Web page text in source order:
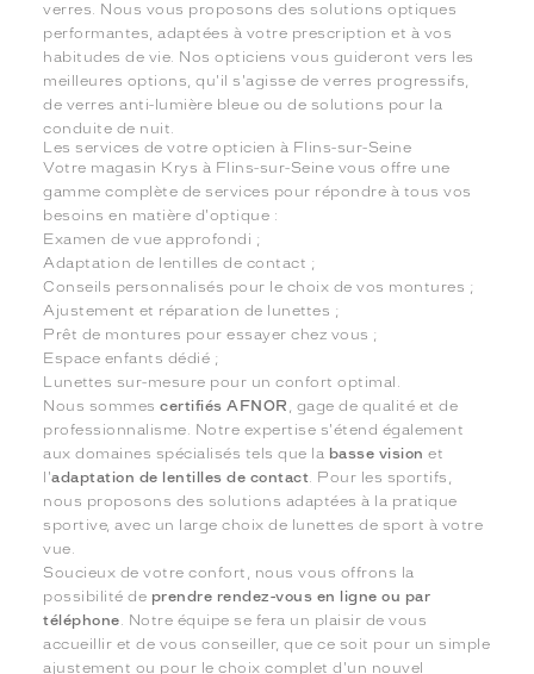
verres. Nous vous proposons des solutions optiques
performantes, adaptées à votre prescription et à vos
habitudes de vie. Nos opticiens vous guideront vers les
meilleures options, qu'il s'agisse de verres progressifs,
de verres anti-lumière bleue ou de solutions pour la
conduite de nuit.
Les services de votre opticien à Flins-sur-Seine
Votre magasin Krys à Flins-sur-Seine vous offre une
gamme complète de services pour répondre à tous vos
besoins en matière d'optique :
Examen de vue approfondi ;
Adaptation de lentilles de contact ;
Conseils personnalisés pour le choix de vos montures ;
Ajustement et réparation de lunettes ;
Prêt de montures pour essayer chez vous ;
Espace enfants dédié ;
Lunettes sur-mesure pour un confort optimal.
Nous sommescertifiés AFNOR , gage de qualité et de
professionnalisme. Notre expertise s'étend également
aux domaines spécialisés tels que la basse vision et
l'adaptation de lentilles de contact. Pour les sportifs,
nous proposons des solutions adaptées à la pratique
sportive, avec un large choix de lunettes de sport à votre
vue.
Soucieux de votre confort, nous vous offrons la
possibilité de prendre rendez-vous en ligne ou par
téléphone. Notre équipe se fera un plaisir de vous
accueillir et de vous conseiller, que ce soit pour un simple
ajustement ou pour le choix complet d'un nouvel